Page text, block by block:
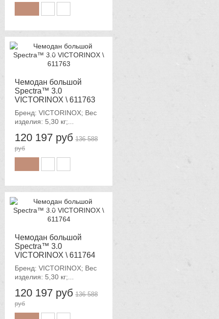
Чемодан большой
Spectra™ 3.0
VICTORINOX \ 611763
Бренд: VICTORINOX; Вес
изделия: 5,30 кг;...
120 197 руб
-12%
136 588
руб
Чемодан большой
Spectra™ 3.0
VICTORINOX \ 611764
Бренд: VICTORINOX; Вес
изделия: 5,30 кг;...
120 197 руб
-12%
136 588
руб